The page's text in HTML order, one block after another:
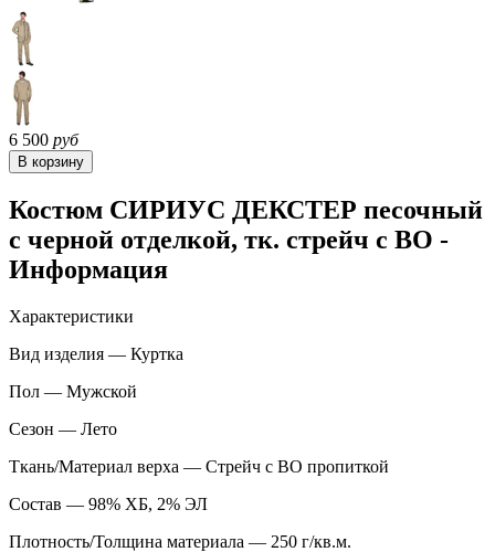
6 500 руб
Костюм СИРИУС ДЕКСТЕР песочный
с черной отделкой, тк. стрейч с ВО -
Информация
Характеристики
Вид изделия — Куртка
Пол — Мужской
Сезон — Лето
Ткань/Материал верха — Стрейч с ВО пропиткой
Состав — 98% ХБ, 2% ЭЛ
Плотность/Толщина материала — 250 г/кв.м.